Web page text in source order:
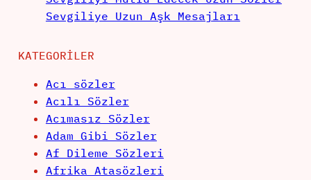
Sevgiliye Uzun Aşk Mesajları
KATEGORILER
Acı sözler
Acılı Sözler
Acımasız Sözler
Adam Gibi Sözler
Af Dileme Sözleri
Afrika Atasözleri